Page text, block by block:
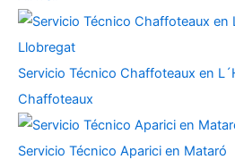
Servicio Técnico Chaffoteaux en
Chaffoteaux
Servicio Técnico Aparici en Mataró